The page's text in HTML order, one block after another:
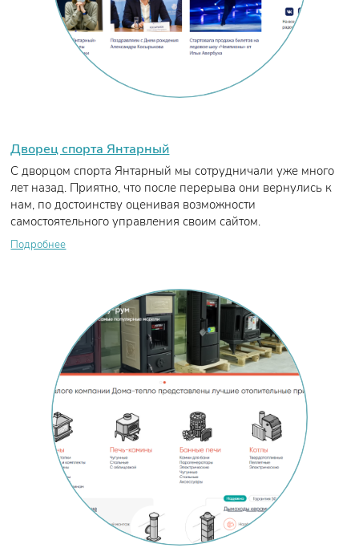
Дворец спорта Янтарный
С дворцом спорта Янтарный мы сотрудничали уже много
лет назад. Приятно, что после перерыва они вернулись к
нам, по достоинству оценивая возможности
самостоятельного управления своим сайтом.
Подробнее